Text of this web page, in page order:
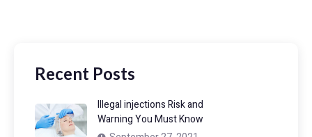
Recent Posts
Illegal injections Risk and
Warning You Must Know